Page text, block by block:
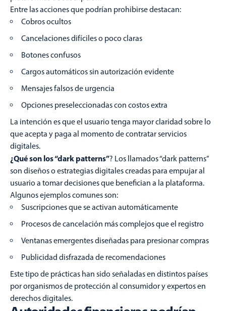
Entre las acciones que podrían prohibirse destacan:
Cobros ocultos
Cancelaciones difíciles o poco claras
Botones confusos
Cargos automáticos sin autorización evidente
Mensajes falsos de urgencia
Opciones preseleccionadas con costos extra
La intención es que el usuario tenga mayor claridad sobre lo
que acepta y paga al momento de contratar servicios
digitales.
¿Qué son los “dark patterns”? Los llamados “dark patterns”
son diseños o estrategias digitales creadas para empujar al
usuario a tomar decisiones que benefician a la plataforma.
Algunos ejemplos comunes son:
Suscripciones que se activan automáticamente
Procesos de cancelación más complejos que el registro
Ventanas emergentes diseñadas para presionar compras
Publicidad disfrazada de recomendaciones
Este tipo de prácticas han sido señaladas en distintos países
por organismos de protección al consumidor y expertos en
derechos digitales.